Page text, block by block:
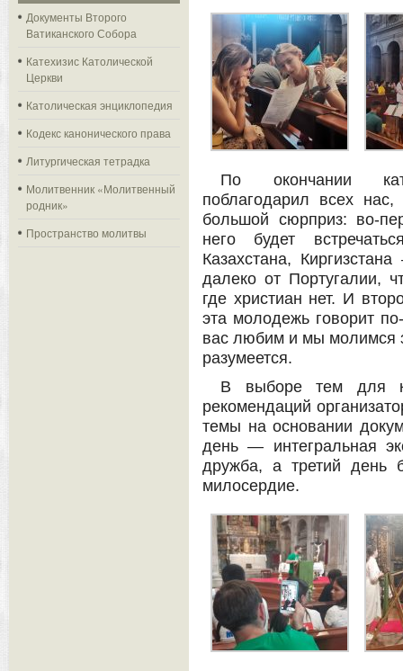
Документы Второго
Ватиканского Собора
Катехизис Католической
Церкви
Католическая энциклопедия
Кодекс канонического права
Литургическая тетрадка
Молитвенник «Молитвенный
родник»
Пространство молитвы
По окончании
поблагодарил всех
большой сюрприз: во-
него будет
Казахстана,
далеко от Португалии,
где христиан нет. И
эта молодежь говорит
вас любим и мы молимся
разумеется.
В выборе тем для
рекомендаций
темы на основании
день — интегральная
дружба, а третий
милосердие.